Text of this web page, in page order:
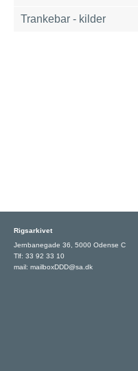
Trankebar - kilder
Rigsarkivet
Jernbanegade 36, 5000 Odense C
Tlf: 33 92 33 10
mail: mailboxDDD@sa.dk